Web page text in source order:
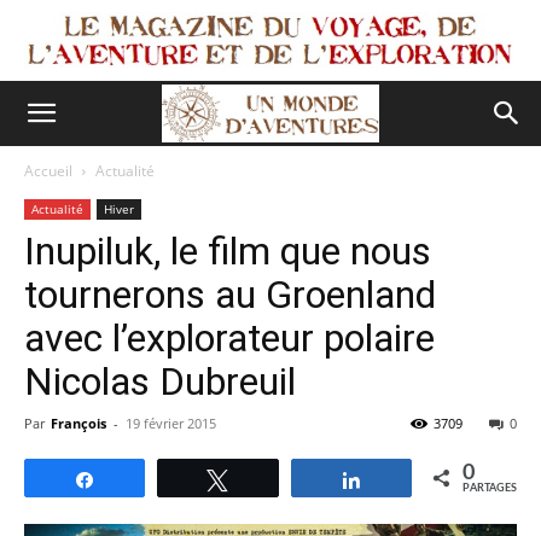
Accueil Actualité
Actualité Hiver
Inupiluk, le film que nous
tournerons au Groenland
avec l’explorateur polaire
Nicolas Dubreuil
Par François - 19 février 2015 0
3709
Partagez 0
PARTAGES